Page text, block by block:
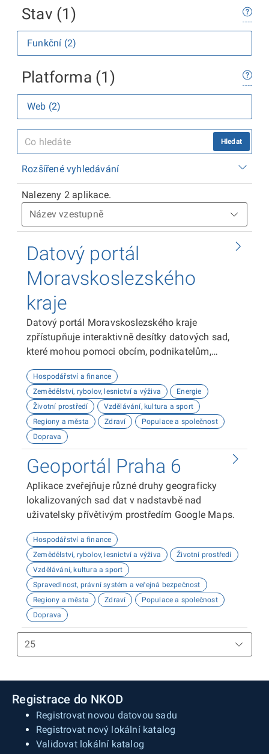
Stav (1)
Funkční (2)
Platforma (1)
Web (2)
Hledat
Rozšířené vyhledávání
Nalezeny 2 aplikace.
Datový portál
Moravskoslezského
kraje
Datový portál Moravskoslezského kraje
zpřístupňuje interaktivně desítky datových sad,
které mohou pomoci obcím, podnikatelům,
plánovat, inovovat a poznávat náš kraj. Uživatelé
zde najdou informace o demografii, dopravě,
školství, životním prostředí, kultuře nebo třeba
potenciálu pro fotovoltaiku.
Hospodářství a finance
Zemědělství, rybolov, lesnictví a výživa
Energie
Životní prostředí
Vzdělávání, kultura a sport
Regiony a města
Zdraví
Populace a společnost
Doprava
Geoportál Praha 6
Aplikace zveřejňuje různé druhy geograficky
lokalizovaných sad dat v nadstavbě nad
uživatelsky přívětivým prostředím Google Maps.
Hospodářství a finance
Zemědělství, rybolov, lesnictví a výživa
Životní prostředí
Vzdělávání, kultura a sport
Spravedlnost, právní systém a veřejná bezpečnost
Regiony a města
Zdraví
Populace a společnost
Doprava
Registrace do NKOD
Registrovat novou datovou sadu
Registrovat nový lokální katalog
Validovat lokální katalog